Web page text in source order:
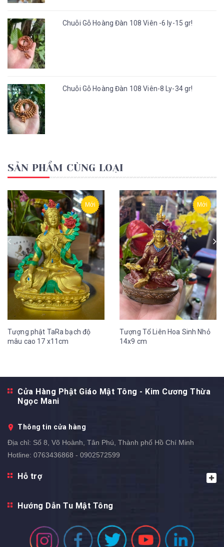
Chuỗi Gỗ Hoàng Đàn 108 Viên -6 ly-15 gr!
Chuỗi Gỗ Hoàng Đàn 108 Viên-8 Ly-34 gr!
SẢN PHẨM CÙNG LOẠI
Mới
Tượng phật TaRa bạch độ
mâu cao 17 x11cm
Mới
Tượng Tổ Liên Hoa Sinh Nhỏ
14x9 cm
Cửa Hàng Phật Giáo Mật Tông - Kim Cương Thừa
Ngọc Mani
Thông tin cửa hàng
Địa chỉ: Số 8, Võ Hoành, Tân Phú, Thành phố Hồ Chí Minh
Hotline: 0763436868 - 0902572599
Hỗ trợ
Hướng Dẫn Tu Mật Tông